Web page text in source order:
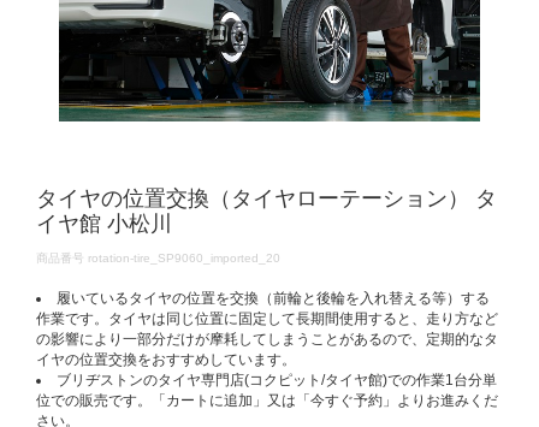
タイヤの位置交換（タイヤローテーション） タ
イヤ館 小松川
DETAILS
商品番号 rotation-tire_SP9060_imported_20
履いているタイヤの位置を交換（前輪と後輪を入れ替える等）する
作業です。タイヤは同じ位置に固定して長期間使用すると、走り方など
の影響により一部分だけが摩耗してしまうことがあるので、定期的なタ
イヤの位置交換をおすすめしています。
ブリヂストンのタイヤ専門店(コクピット/タイヤ館)での作業1台分単
位での販売です。「カートに追加」又は「今すぐ予約」よりお進みくだ
さい。